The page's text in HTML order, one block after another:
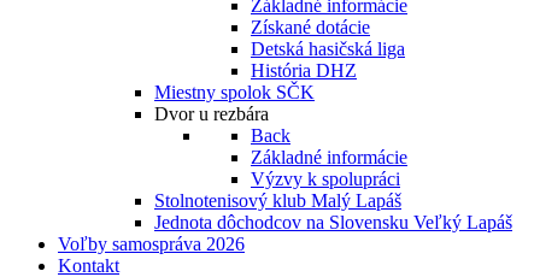
Základné informácie
Získané dotácie
Detská hasičská liga
História DHZ
Miestny spolok SČK
Dvor u rezbára
Back
Základné informácie
Výzvy k spolupráci
Stolnotenisový klub Malý Lapáš
Jednota dôchodcov na Slovensku Veľký Lapáš
Voľby samospráva 2026
Kontakt